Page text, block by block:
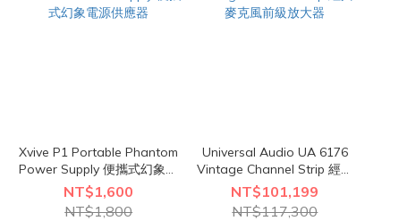
Xvive P1 Portable Phantom
Power Supply 便攜式幻象電
源供應器
NT$1,600
NT$1,800
Universal Audio UA 6176
Vintage Channel Strip 經典
麥克風前級放大器
NT$101,199
NT$117,300